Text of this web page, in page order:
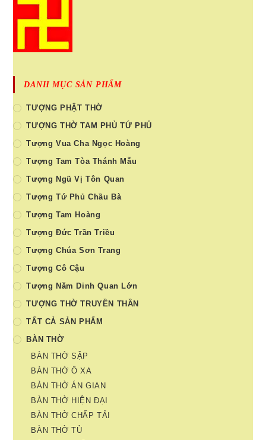
DANH MỤC SẢN PHẨM
TƯỢNG PHẬT THỜ
TƯỢNG THỜ TAM PHỦ TỨ PHỦ
Tượng Vua Cha Ngọc Hoàng
Tượng Tam Tòa Thánh Mẫu
Tượng Ngũ Vị Tôn Quan
Tượng Tứ Phủ Chầu Bà
Tượng Tam Hoàng
Tượng Đức Trần Triều
Tượng Chúa Sơn Trang
Tượng Cô Cậu
Tượng Năm Dinh Quan Lớn
TƯỢNG THỜ TRUYỀN THẦN
TẤT CẢ SẢN PHẨM
BÀN THỜ
BÀN THỜ SẬP
BÀN THỜ Ô XA
BÀN THỜ ÁN GIAN
BÀN THỜ HIỆN ĐẠI
BÀN THỜ CHẤP TẢI
BÀN THỜ TỦ